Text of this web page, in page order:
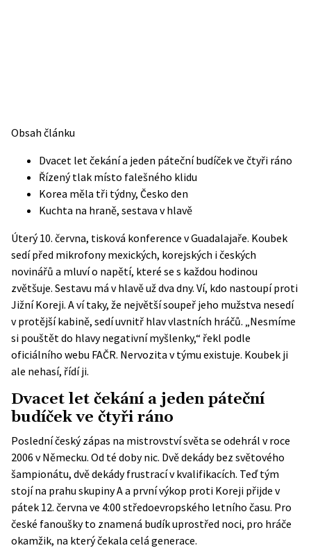
Obsah článku
Dvacet let čekání a jeden páteční budíček ve čtyři ráno
Řízený tlak místo falešného klidu
Korea měla tři týdny, Česko den
Kuchta na hraně, sestava v hlavě
Úterý 10. června, tisková konference v Guadalajaře. Koubek
sedí před mikrofony mexických, korejských i českých
novinářů a mluví o napětí, které se s každou hodinou
zvětšuje. Sestavu má v hlavě už dva dny. Ví, kdo nastoupí proti
Jižní Koreji. A ví taky, že největší soupeř jeho mužstva nesedí
v protější kabině, sedí uvnitř hlav vlastních hráčů. „Nesmíme
si pouštět do hlavy negativní myšlenky,“ řekl podle
oficiálního webu FAČR. Nervozita v týmu existuje. Koubek ji
ale nehasí, řídí ji.
Dvacet let čekání a jeden páteční
budíček ve čtyři ráno
Poslední český zápas na mistrovství světa se odehrál v roce
2006 v Německu. Od té doby nic. Dvě dekády bez světového
šampionátu, dvě dekády frustrací v kvalifikacích. Teď tým
stojí na prahu skupiny A a první výkop proti Koreji přijde v
pátek 12. června ve 4:00 středoevropského letního času. Pro
české fanoušky to znamená budík uprostřed noci, pro hráče
okamžik, na který čekala celá generace.